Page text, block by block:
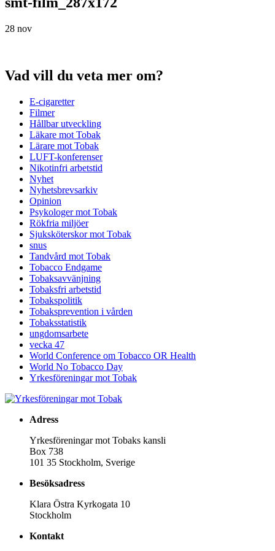
28 nov
Vad vill du veta mer om?
E-cigaretter
Filmer
Hållbar utveckling
Läkare mot Tobak
Lärare mot Tobak
LUFT-konferenser
Nikotinfri arbetstid
Nyhet
Nyhetsbrevsarkiv
Opinion
Psykologer mot Tobak
Rökfria miljöer
Sjuksköterskor mot Tobak
snus
Tandvård mot Tobak
Tobacco Endgame
Tobaksavvänjning
Tobaksfri arbetstid
Tobakspolitik
Tobaksprevention i vården
Tobaksstatistik
ungdomsarbete
vecka 47
World Conference om Tobacco OR Health
World No Tobacco Day
Yrkesföreningar mot Tobak
Adress
Yrkesföreningar mot Tobaks kansli
Box 738
101 35 Stockholm, Sverige
Besöksadress
Klara Östra Kyrkogata 10
Stockholm
Kontakt